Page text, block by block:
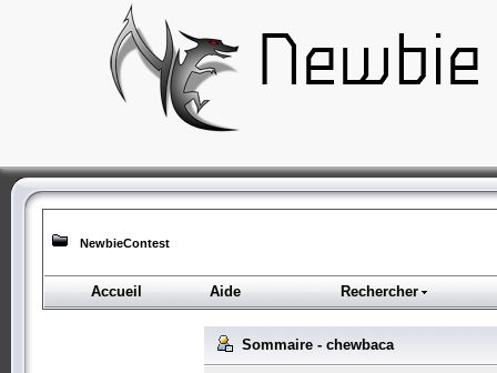
NewbieContest
Accueil Aide Rechercher
Sommaire - chewbaca